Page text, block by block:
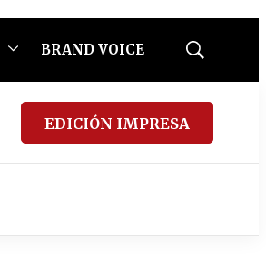
BRAND VOICE
Mostrar
EDICIÓN IMPRESA